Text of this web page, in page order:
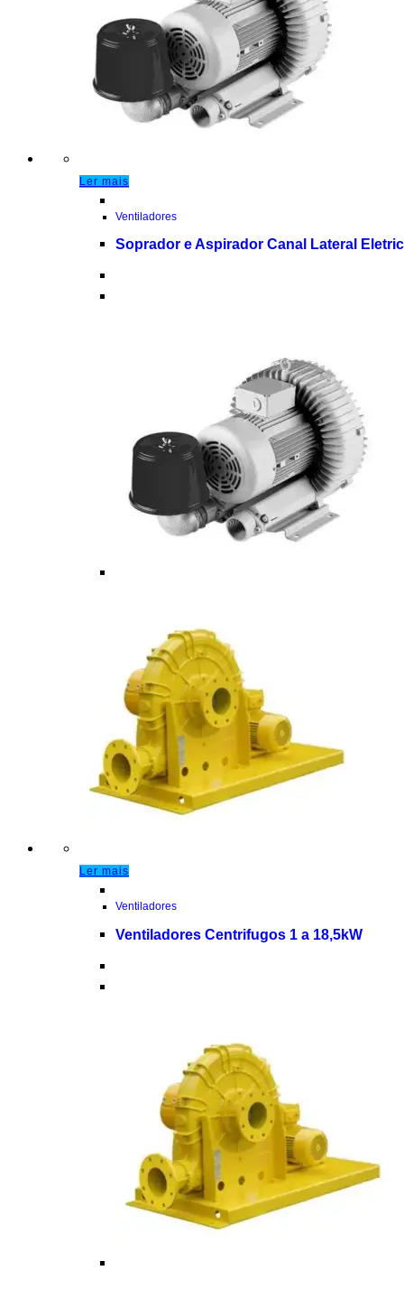
Ler mais
Ventiladores
Soprador e Aspirador Canal Lateral
Ler mais
Ventiladores
Ventiladores Centrifugos 1 a 18,5kW